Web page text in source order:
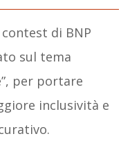
di BNP
sul tema
per portare
inclusività e